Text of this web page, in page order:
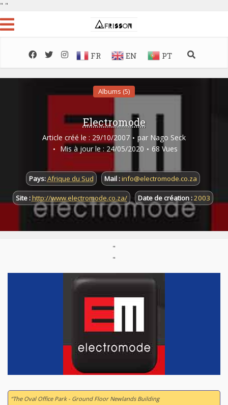
" "
FR EN PT
Albums (5)
Electromode
Article créé le : 29/10/2007 par Nago Seck
Mis à jour le : 24/05/2020
68 Vues
Pays:Afrique du Sud Mail :info@electromode.co.za
Site :http://www.electromode.co.za/ Date de création :2003
"
"
“The Oval Office Park - Ground Floor Newlands Building